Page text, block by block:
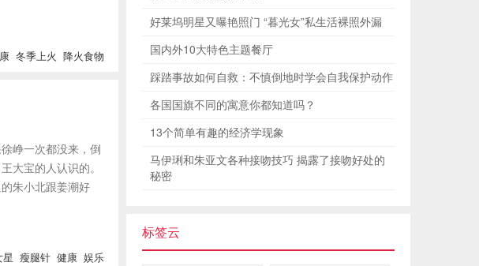
冬季上火 降火食物
峥一次都没来，倒
大宝的人认识的。
朱小北跟姜潮好
星 瘦腿针 健康 娱乐
好莱坞明星又曝艳照门 “暮光女”私生活裸照外漏
国内外10大特色主题餐厅
踩踏事故如何自救：不慎倒地时学会自我保护动作
各国国旗不同的寓意你都知道吗？
13个简单有趣的经济学现象
马伊琍和朱亚文各种接吻技巧 揭露了接吻好处的
秘密
标签云